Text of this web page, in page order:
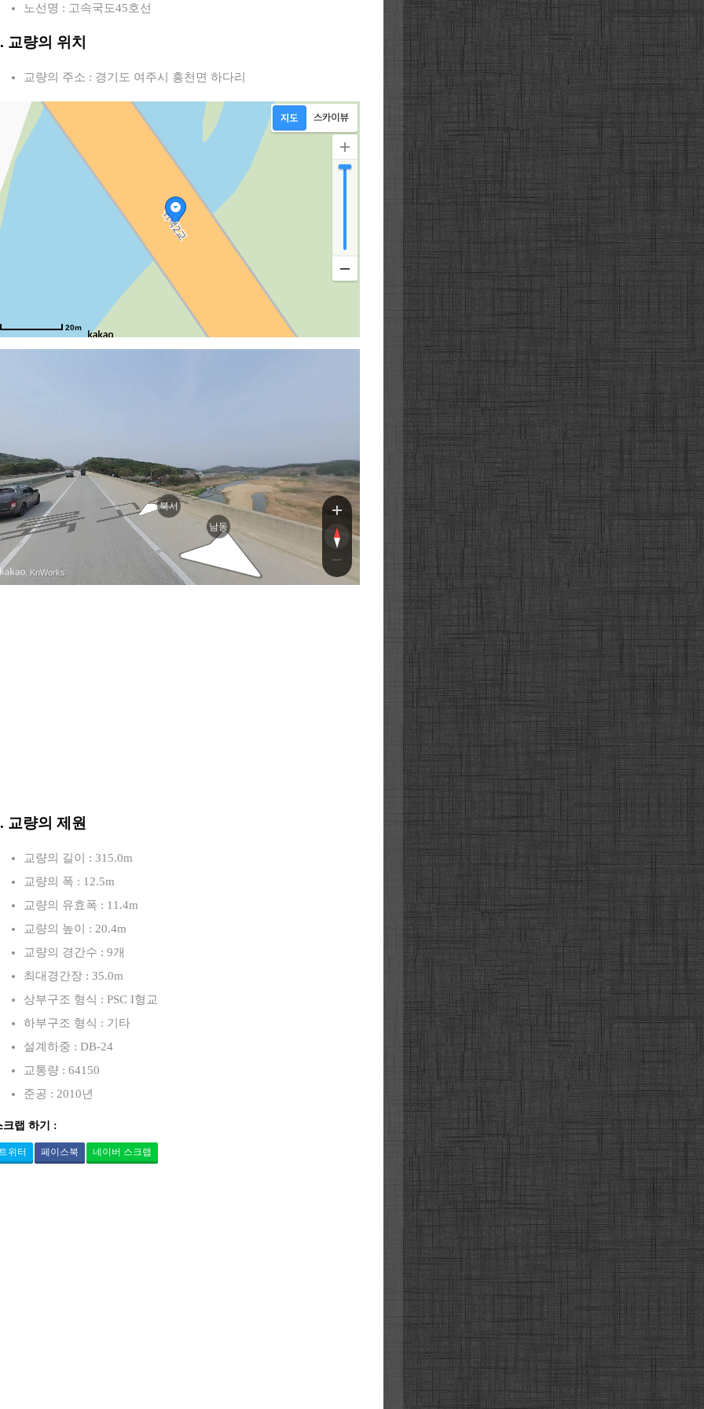
노선명 : 고속국도45호선
교량의 위치
교량의 주소 : 경기도 여주시 흥천면 하다리
20m
북서
남동
, KnWorks
교량의 제원
교량의 길이 : 315.0m
교량의 폭 : 12.5m
교량의 유효폭 : 11.4m
교량의 높이 : 20.4m
교량의 경간수 : 9개
최대경간장 : 35.0m
상부구조 형식 : PSC I형교
하부구조 형식 : 기타
설계하중 : DB-24
교통량 : 64150
준공 : 2010년
크랩 하기 :
위터 페이스북 네이버 스크랩